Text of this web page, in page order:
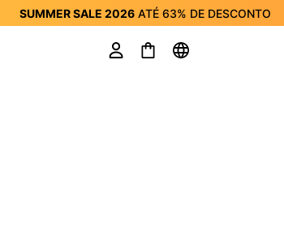
SUMMER SALE 2026 ATÉ 63% DE DESCONTO